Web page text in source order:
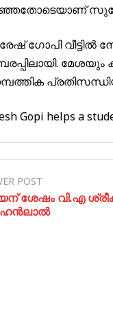
ഗോപി വീട്ടില്‍
Gopi helps a
POST
ശേഷം വി.എ